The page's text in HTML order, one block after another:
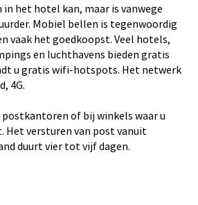
het hotel kan, maar is vanwege
Mobiel bellen is tegenwoordig
vaak het goedkoopst. Veel hotels,
en luchthavens bieden gratis
u gratis wifi-hotspots. Het netwerk
4G.
of bij winkels waar u
versturen van post vanuit
duurt vier tot vijf dagen.